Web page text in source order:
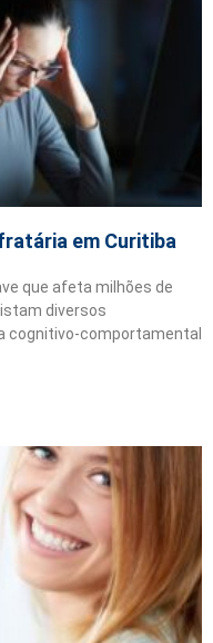
em Curitiba
que afeta milhões de
diversos
cognitivo-comportamental